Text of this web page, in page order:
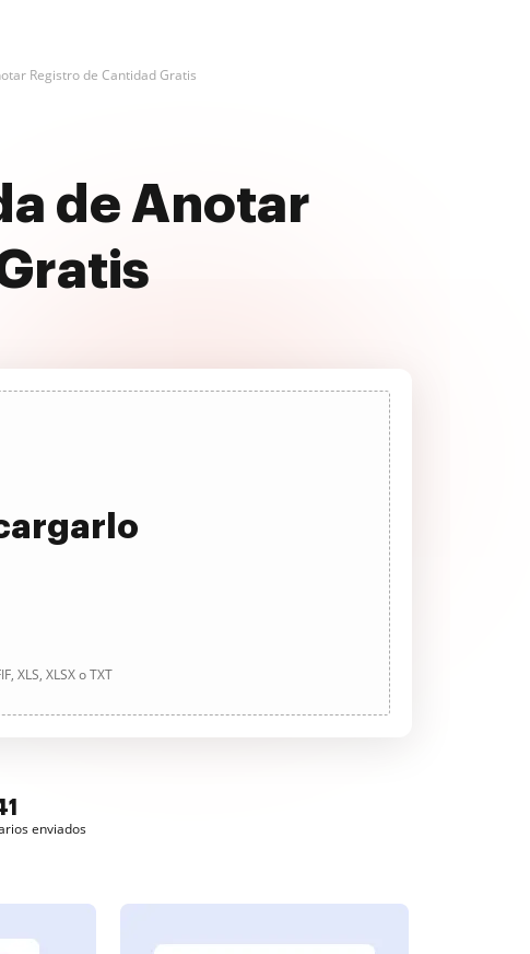
Registro de Cantidad Gratis
de Anotar
XLS, XLSX o TXT
enviados